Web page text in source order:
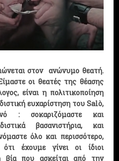
στον ανώνυμο θεατή.
οι θεατές της θέασης
είναι η πολιτικοποίηση
ευχαρίστηση του Salò,
: σοκαριζόμαστε και
βασανιστήρια, και
όλο και περισσότερο,
έχουμε γίνει οι ίδιοι
βία που ασκείται από την